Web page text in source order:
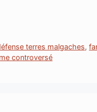
terres malgaches,
controversé